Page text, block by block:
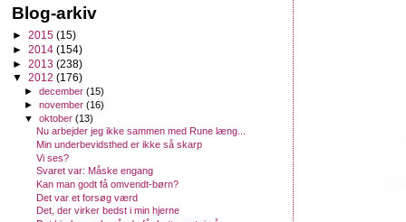
Blog-arkiv
► 2015 (15)
► 2014 (154)
► 2013 (238)
▼ 2012 (176)
►december(15)
►november(16)
▼oktober(13)
Nu arbejder jeg ikke sammen med Rune læng...
Min underbevidsthed er ikke så skarp
Vi ses?
Svaret var: Måske engang
Kan man godt få omvendt-børn?
Det var et forsøg værd
Det, der virker bedst i min hjerne